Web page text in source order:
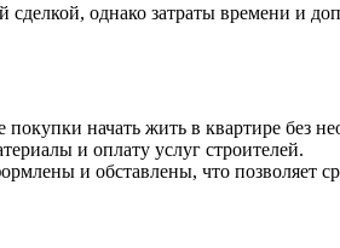
однако затраты времени и
начать жить в квартире без
и оплату услуг строителей.
и обставлены, что позволяет